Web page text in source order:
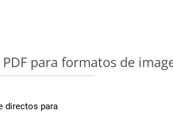
para formatos de
directos para